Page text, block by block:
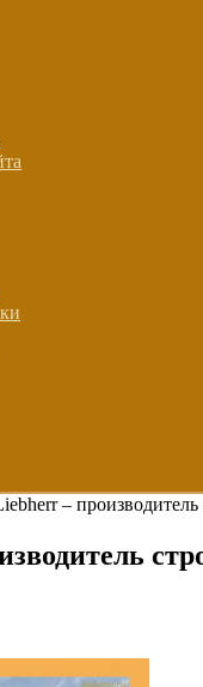
– производитель